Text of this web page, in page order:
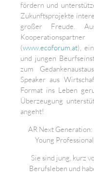
fördern und
Zukunftsprojekte
großer Freude.
(www.ecoforum.at),
und jungen
zum
Speaker aus
Format ins Leben
Überzeugung
angeht!
AR Next
Young
Sie sind jung, kurz
Berufsleben und